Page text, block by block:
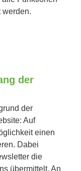
werden.
der
der
Auf
einen
Dabei
die
übermittelt. An